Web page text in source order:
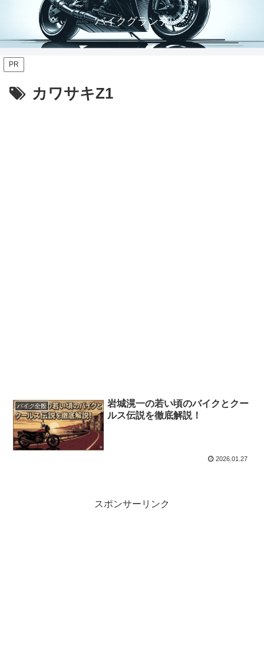
バイクグランデ
PR
カワサキZ1
バイク全般
岩城滉一の若い頃のバイクとクー
ルス伝説を徹底解説！
2026.01.27
スポンサーリンク